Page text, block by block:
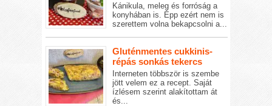
Kánikula, meleg és forróság a
konyhában is. Épp ezért nem is
szerettem volna bekapcsolni a...
Gluténmentes cukkinis-
répás sonkás tekercs
Interneten többször is szembe
jött velem ez a recept. Saját
ízlésem szerint alakítottam át
és...